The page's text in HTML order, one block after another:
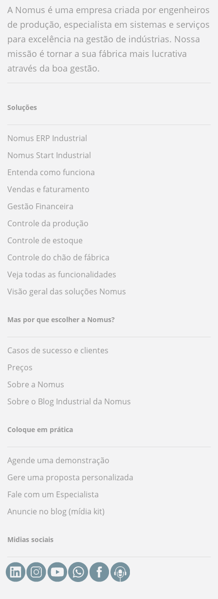
A Nomus é uma empresa criada por engenheiros
de produção, especialista em sistemas e serviços
para excelência na gestão de indústrias. Nossa
missão é tornar a sua fábrica mais lucrativa
através da boa gestão.
Soluções
Nomus ERP Industrial
Nomus Start Industrial
Entenda como funciona
Vendas e faturamento
Gestão Financeira
Controle da produção
Controle de estoque
Controle do chão de fábrica
Veja todas as funcionalidades
Visão geral das soluções Nomus
Mas por que escolher a Nomus?
Casos de sucesso e clientes
Preços
Sobre a Nomus
Sobre o Blog Industrial da Nomus
Coloque em prática
Agende uma demonstração
Gere uma proposta personalizada
Fale com um Especialista
Anuncie no blog (mídia kit)
Midias sociais